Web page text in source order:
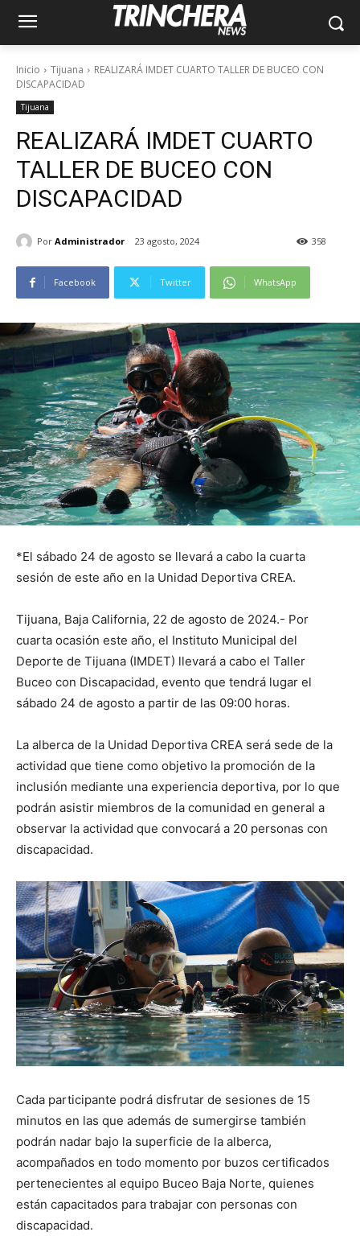
Inicio Tijuana
REALIZARÁ IMDET CUARTO TALLER DE BUCEO CON
DISCAPACIDAD
Tijuana
REALIZARÁ IMDET CUARTO
TALLER DE BUCEO CON
DISCAPACIDAD
Por Administrador 23 agosto, 2024 358
Facebook Twitter WhatsApp
*El sábado 24 de agosto se llevará a cabo la cuarta
sesión de este año en la Unidad Deportiva CREA.
Tijuana, Baja California, 22 de agosto de 2024.- Por
cuarta ocasión este año, el Instituto Municipal del
Deporte de Tijuana (IMDET) llevará a cabo el Taller
Buceo con Discapacidad, evento que tendrá lugar el
sábado 24 de agosto a partir de las 09:00 horas.
La alberca de la Unidad Deportiva CREA será sede de la
actividad que tiene como objetivo la promoción de la
inclusión mediante una experiencia deportiva, por lo que
podrán asistir miembros de la comunidad en general a
observar la actividad que convocará a 20 personas con
discapacidad.
Cada participante podrá disfrutar de sesiones de 15
minutos en las que además de sumergirse también
podrán nadar bajo la superficie de la alberca,
acompañados en todo momento por buzos certificados
pertenecientes al equipo Buceo Baja Norte, quienes
están capacitados para trabajar con personas con
discapacidad.